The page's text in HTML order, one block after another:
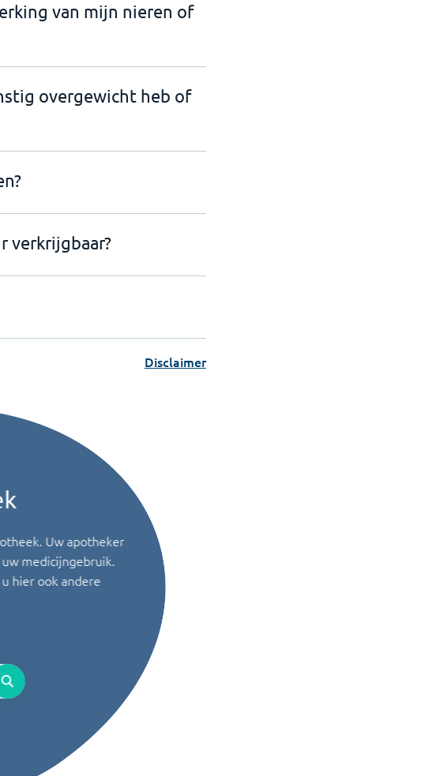
van mijn nieren of
overgewicht heb of
verkrijgbaar?
Disclaimer
Uw apotheker
medicijngebruik.
hier ook andere